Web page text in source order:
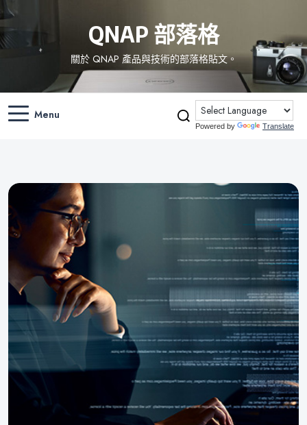
QNAP 部落格
關於 QNAP 產品與技術的部落格貼文。
Menu
Powered by Translate